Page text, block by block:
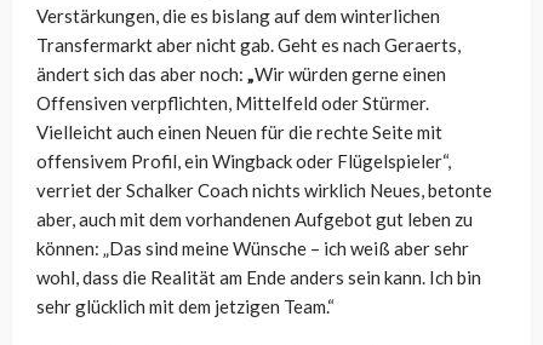
Verstärkungen, die es bislang auf dem winterlichen
Transfermarkt aber nicht gab. Geht es nach Geraerts,
ändert sich das aber noch: „Wir würden gerne einen
Offensiven verpflichten, Mittelfeld oder Stürmer.
Vielleicht auch einen Neuen für die rechte Seite mit
offensivem Profil, ein Wingback oder Flügelspieler“,
verriet der Schalker Coach nichts wirklich Neues, betonte
aber, auch mit dem vorhandenen Aufgebot gut leben zu
können: „Das sind meine Wünsche – ich weiß aber sehr
wohl, dass die Realität am Ende anders sein kann. Ich bin
sehr glücklich mit dem jetzigen Team.“